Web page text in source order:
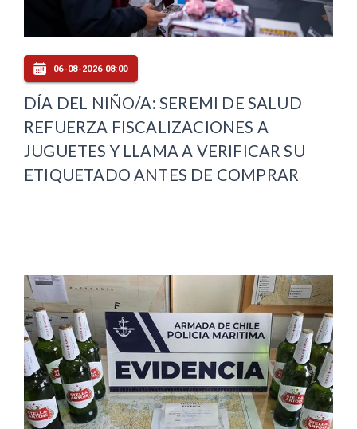
06-08-2026 08:00
DÍA DEL NIÑO/A: SEREMI DE SALUD
REFUERZA FISCALIZACIONES A
JUGUETES Y LLAMA A VERIFICAR SU
ETIQUETADO ANTES DE COMPRAR